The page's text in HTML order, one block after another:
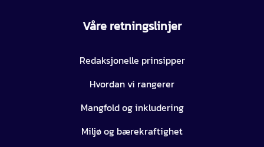
Våre retningslinjer
Redaksjonelle prinsipper
Hvordan vi rangerer
Mangfold og inkludering
Miljø og bærekraftighet